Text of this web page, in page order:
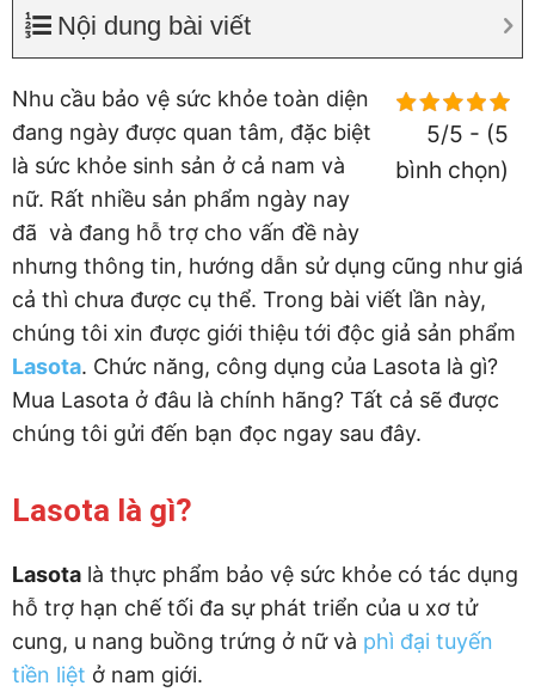
Nội dung bài viết
5/5 - (5
bình chọn)
Nhu cầu bảo vệ sức khỏe toàn diện
đang ngày được quan tâm, đặc biệt
là sức khỏe sinh sản ở cả nam và
nữ. Rất nhiều sản phẩm ngày nay
đã và đang hỗ trợ cho vấn đề này
nhưng thông tin, hướng dẫn sử dụng cũng như giá
cả thì chưa được cụ thể. Trong bài viết lần này,
chúng tôi xin được giới thiệu tới độc giả sản phẩm
Lasota. Chức năng, công dụng của Lasota là gì?
Mua Lasota ở đâu là chính hãng? Tất cả sẽ được
chúng tôi gửi đến bạn đọc ngay sau đây.
Lasota là gì?
Lasota là thực phẩm bảo vệ sức khỏe có tác dụng
hỗ trợ hạn chế tối đa sự phát triển của u xơ tử
cung, u nang buồng trứng ở nữ và phì đại tuyến
tiền liệt ở nam giới.